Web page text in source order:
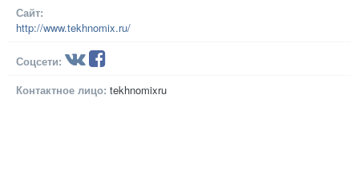
Сайт:
http://www.tekhnomix.ru/
Соцсети:
Контактное лицо: tekhnomixru